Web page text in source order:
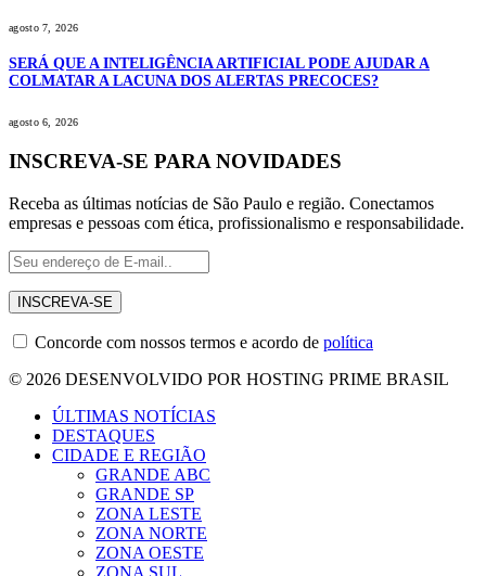
agosto 7, 2026
SERÁ QUE A INTELIGÊNCIA ARTIFICIAL PODE AJUDAR A
COLMATAR A LACUNA DOS ALERTAS PRECOCES?
agosto 6, 2026
INSCREVA-SE PARA NOVIDADES
Receba as últimas notícias de São Paulo e região. Conectamos
empresas e pessoas com ética, profissionalismo e responsabilidade.
Concorde com nossos termos e acordo de política
© 2026 DESENVOLVIDO POR HOSTING PRIME BRASIL
ÚLTIMAS NOTÍCIAS
DESTAQUES
CIDADE E REGIÃO
GRANDE ABC
GRANDE SP
ZONA LESTE
ZONA NORTE
ZONA OESTE